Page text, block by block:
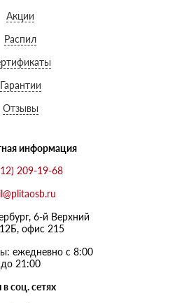
Акции
Распил
Гарантии
Отзывы
информация
209-19-68
6-й Верхний
офис 215
ежедневно с 8:00
до 21:00
соц. сетях